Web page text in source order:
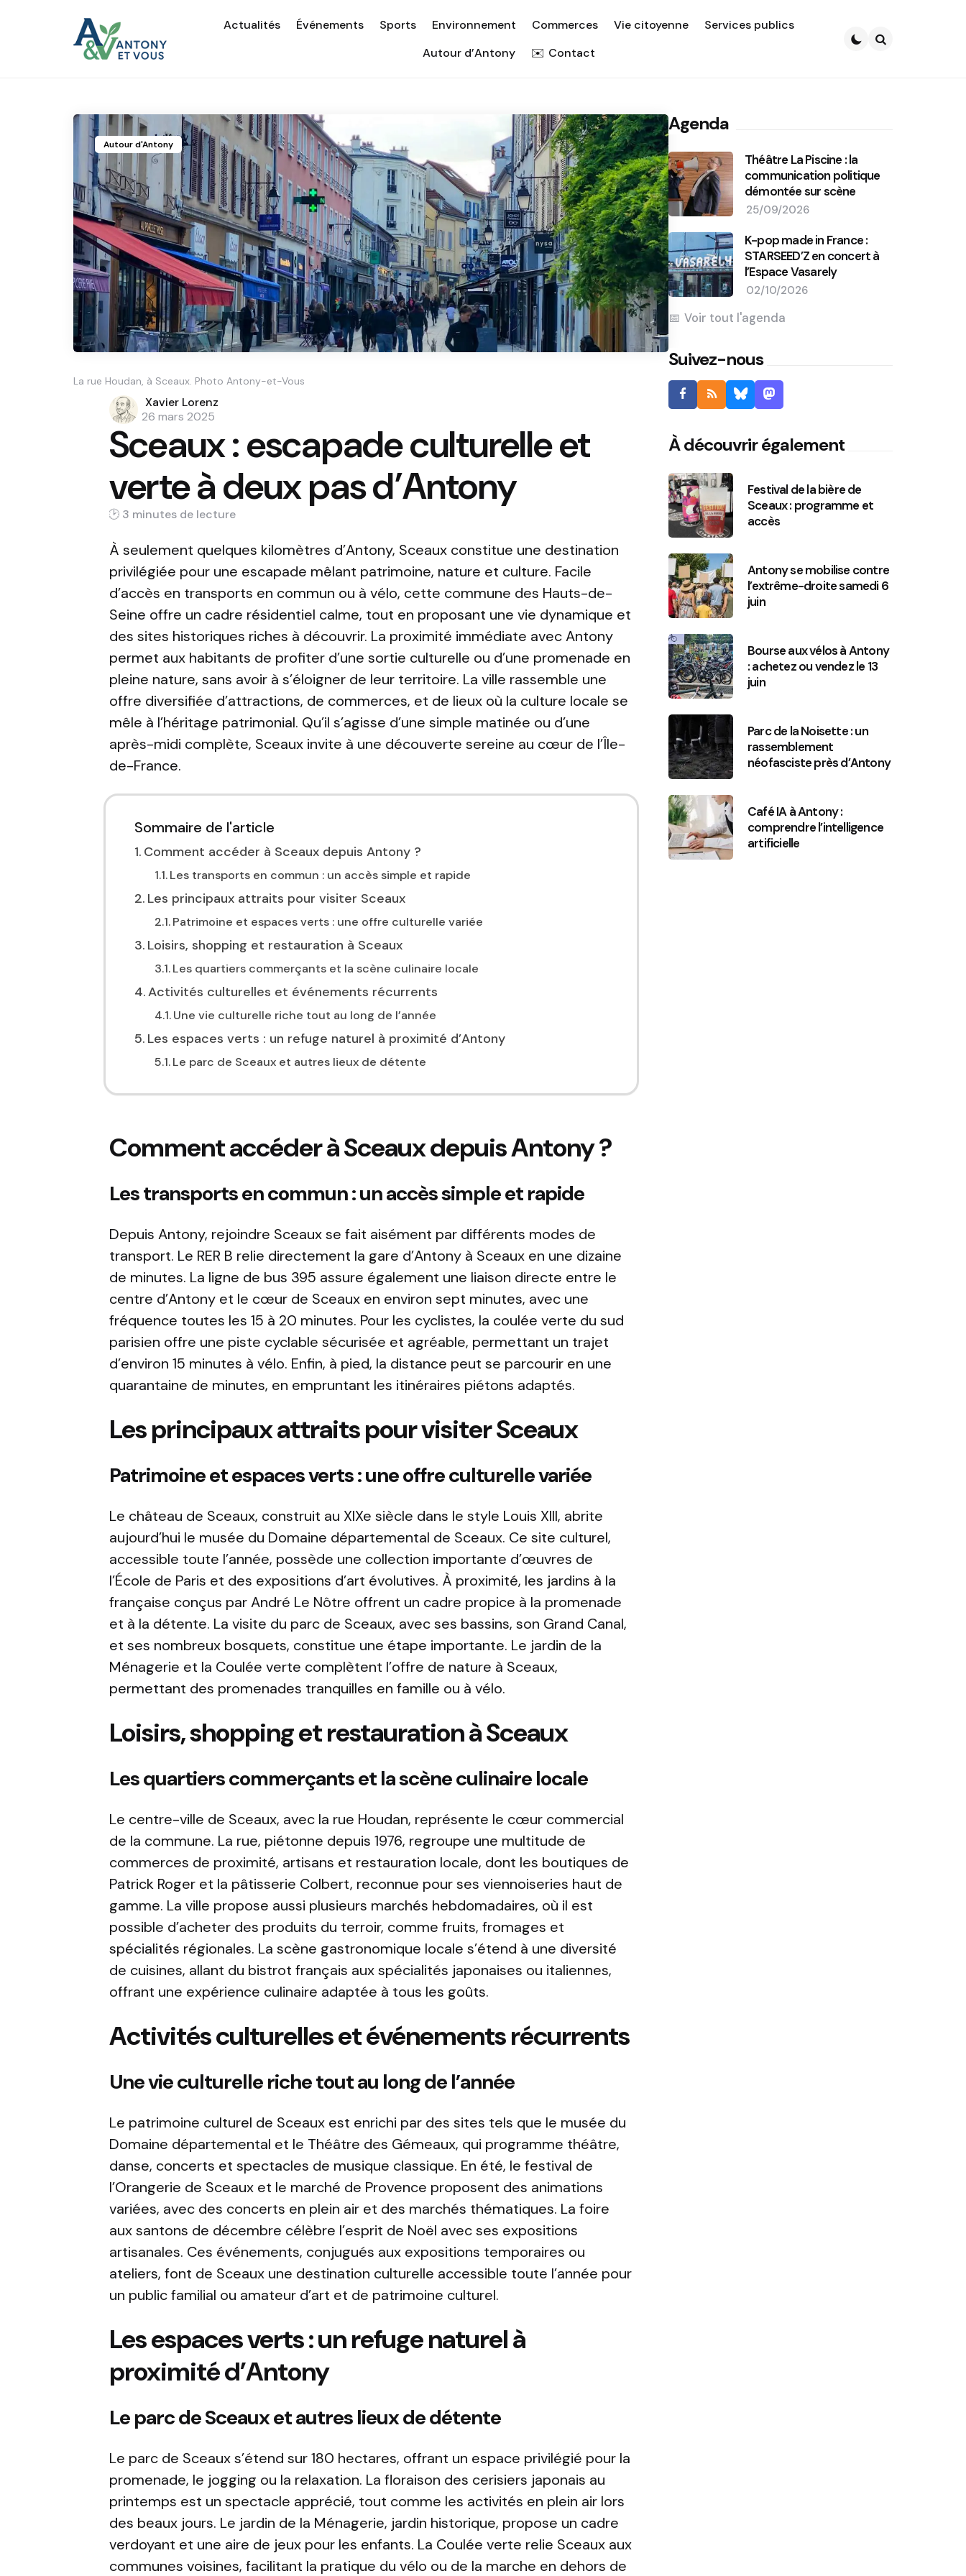
Actualités Événements Sports Environnement Commerces Vie citoyenne
Services publics
Autour d’Antony
Contact
Autour d'Antony
La rue Houdan, à Sceaux. Photo Antony-et-Vous
Posted
by
Xavier Lorenz
26 mars 2025
Sceaux : escapade culturelle et
verte à deux pas d’Antony
3 min
À seulement quelques kilomètres d’Antony, Sceaux constitue une destination
privilégiée pour une escapade mêlant patrimoine, nature et culture. Facile
d’accès en transports en commun ou à vélo, cette commune des Hauts-de-
Seine offre un cadre résidentiel calme, tout en proposant une vie dynamique et
des sites historiques riches à découvrir. La proximité immédiate avec Antony
permet aux habitants de profiter d’une sortie culturelle ou d’une promenade en
pleine nature, sans avoir à s’éloigner de leur territoire. La ville rassemble une
offre diversifiée d’attractions, de commerces, et de lieux où la culture locale se
mêle à l’héritage patrimonial. Qu’il s’agisse d’une simple matinée ou d’une
après-midi complète, Sceaux invite à une découverte sereine au cœur de l’Île-
de-France.
Sommaire de l'article
Comment accéder à Sceaux depuis Antony ?
Les transports en commun : un accès simple et rapide
Les principaux attraits pour visiter Sceaux
Patrimoine et espaces verts : une offre culturelle variée
Loisirs, shopping et restauration à Sceaux
Les quartiers commerçants et la scène culinaire locale
Activités culturelles et événements récurrents
Une vie culturelle riche tout au long de l’année
Les espaces verts : un refuge naturel à proximité d’Antony
Le parc de Sceaux et autres lieux de détente
Comment accéder à Sceaux depuis Antony ?
Les transports en commun : un accès simple et rapide
Depuis Antony, rejoindre Sceaux se fait aisément par différents modes de
transport. Le RER B relie directement la gare d’Antony à Sceaux en une dizaine
de minutes. La ligne de bus 395 assure également une liaison directe entre le
centre d’Antony et le cœur de Sceaux en environ sept minutes, avec une
fréquence toutes les 15 à 20 minutes. Pour les cyclistes, la coulée verte du sud
parisien offre une piste cyclable sécurisée et agréable, permettant un trajet
d’environ 15 minutes à vélo. Enfin, à pied, la distance peut se parcourir en une
quarantaine de minutes, en empruntant les itinéraires piétons adaptés.
Les principaux attraits pour visiter Sceaux
Patrimoine et espaces verts : une offre culturelle variée
Le château de Sceaux, construit au XIXe siècle dans le style Louis XIII, abrite
aujourd’hui le musée du Domaine départemental de Sceaux. Ce site culturel,
accessible toute l’année, possède une collection importante d’œuvres de
l’École de Paris et des expositions d’art évolutives. À proximité, les jardins à la
française conçus par André Le Nôtre offrent un cadre propice à la promenade
et à la détente. La visite du parc de Sceaux, avec ses bassins, son Grand Canal,
et ses nombreux bosquets, constitue une étape importante. Le jardin de la
Ménagerie et la Coulée verte complètent l’offre de nature à Sceaux,
permettant des promenades tranquilles en famille ou à vélo.
Loisirs, shopping et restauration à Sceaux
Les quartiers commerçants et la scène culinaire locale
Le centre-ville de Sceaux, avec la rue Houdan, représente le cœur commercial
de la commune. La rue, piétonne depuis 1976, regroupe une multitude de
commerces de proximité, artisans et restauration locale, dont les boutiques de
Patrick Roger et la pâtisserie Colbert, reconnue pour ses viennoiseries haut de
gamme. La ville propose aussi plusieurs marchés hebdomadaires, où il est
possible d’acheter des produits du terroir, comme fruits, fromages et
spécialités régionales. La scène gastronomique locale s’étend à une diversité
de cuisines, allant du bistrot français aux spécialités japonaises ou italiennes,
offrant une expérience culinaire adaptée à tous les goûts.
Activités culturelles et événements récurrents
Une vie culturelle riche tout au long de l’année
Le patrimoine culturel de Sceaux est enrichi par des sites tels que le musée du
Domaine départemental et le Théâtre des Gémeaux, qui programme théâtre,
danse, concerts et spectacles de musique classique. En été, le festival de
l’Orangerie de Sceaux et le marché de Provence proposent des animations
variées, avec des concerts en plein air et des marchés thématiques. La foire
aux santons de décembre célèbre l’esprit de Noël avec ses expositions
artisanales. Ces événements, conjugués aux expositions temporaires ou
ateliers, font de Sceaux une destination culturelle accessible toute l’année pour
un public familial ou amateur d’art et de patrimoine culturel.
Les espaces verts : un refuge naturel à
proximité d’Antony
Le parc de Sceaux et autres lieux de détente
Le parc de Sceaux s’étend sur 180 hectares, offrant un espace privilégié pour la
promenade, le jogging ou la relaxation. La floraison des cerisiers japonais au
printemps est un spectacle apprécié, tout comme les activités en plein air lors
des beaux jours. Le jardin de la Ménagerie, jardin historique, propose un cadre
verdoyant et une aire de jeux pour les enfants. La Coulée verte relie Sceaux aux
communes voisines, facilitant la pratique du vélo ou de la marche en dehors de
Agenda
Théâtre La Piscine : la
communication politique
démontée sur scène
25/09/2026
K-pop made in France :
STARSEED’Z en concert à
l’Espace Vasarely
02/10/2026
Voir tout l'agenda
Suivez-nous
À découvrir également
Festival de la bière de
Sceaux : programme et
accès
Antony se mobilise contre
l’extrême-droite samedi 6
juin
Bourse aux vélos à Antony
: achetez ou vendez le 13
juin
Parc de la Noisette : un
rassemblement
néofasciste près d’Antony
Café IA à Antony :
comprendre l’intelligence
artificielle